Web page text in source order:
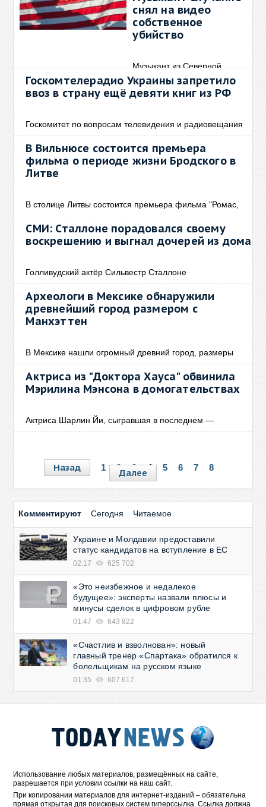
снял на видео
собственное
убийство
Музыкант из Северной
Каролины Прентис Робинсон
Госкомтелерадио Украины запретило
ввоз в страну ещё девяти книг из РФ
Госкомитет по вопросам телевидения и радиовещания
В Вильнюсе состоится премьера
фильма о периоде жизни Бродского в
Литве
В столице Литвы состоится премьера фильма "Ромас,
СМИ: Сталлоне порадовался своему
воскрешению и выгнал дочерей из дома
Голливудский актёр Сильвестр Сталлоне
Археологи в Мексике обнаружили
древнейший город размером с
Манхэттен
В Мексике нашли огромный древний город, размеры
Актриса из "Доктора Хауса" обвинила
Мэрилина Мэнсона в домогательствах
Актриса Шарлин Йи, сыгравшая в последнем —
Назад 1 2 3 4 5 6 7 8
Далее
Комментируют Сегодня Читаемое
Украине и Молдавии предоставили
статус кандидатов на вступление в ЕС
02:17 625 702
«Это неизбежное и недалекое
будущее»: эксперты назвали плюсы и
минусы сделок в цифровом рубле
01:47 643 822
«Счастлив и взволнован»: новый
главный тренер «Спартака» обратился к
болельщикам на русском языке
01:35 607 617
Использование любых материалов, размещённых на сайте,
разрешается при условии ссылки на наш сайт.
При копировании материалов для интернет-изданий – обязательна
прямая открытая для поисковых систем гиперссылка. Ссылка должна